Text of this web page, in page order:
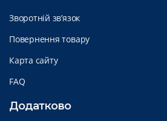
Зворотній зв’язок
Повернення товару
Карта сайту
FAQ
Додатково